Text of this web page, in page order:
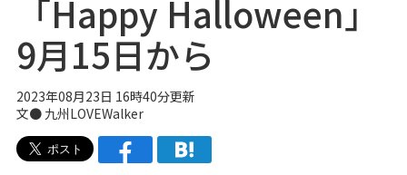
「Happy Halloween」
9月15日から
2023年08月23日 16時40分更新
文● 九州LOVEWalker